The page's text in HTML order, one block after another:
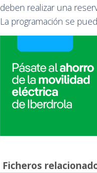
deben realizar una
La programación se
Ficheros